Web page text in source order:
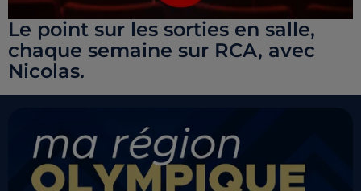
Le point sur les sorties en salle,
chaque semaine sur RCA, avec
Nicolas.